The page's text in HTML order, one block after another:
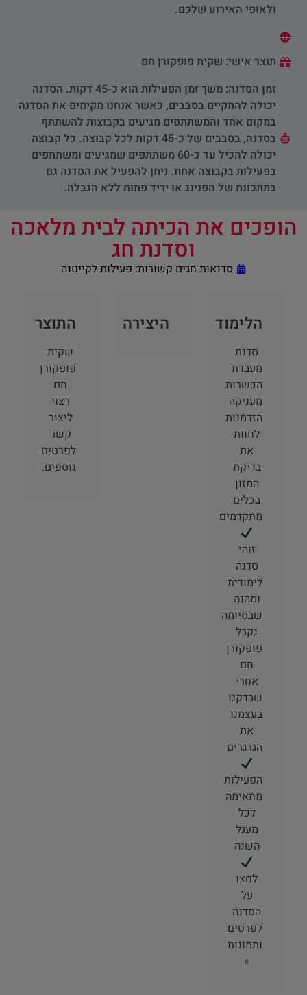
ולאופי האירוע שלכם.
תוצר אישי: שקית פופקורן חם
זמן הסדנה: משך זמן הפעילות הוא כ-45 דקות. הסדנה
יכולה להתקיים בסבבים, כאשר אנחנו מקימים את הסדנה
במקום אחד והמשתתפים מגיעים בקבוצות להשתתף
בסדנה, בסבבים של כ-45 דקות לכל קבוצה. כל קבוצה
יכולה להכיל עד כ-60 משתתפים שמגיעים ומשתתפים
בפעילות בקבוצה אחת. ניתן להפעיל את הסדנה גם
במתכונת של הפנינג או יריד פתוח ללא הגבלה.
הופכים את הכיתה לבית מלאכה
וסדנת חג
סדנאות חגים קשורות: פעילות לקייטנה
הלימוד
סדנת
מעבדת
הכשרות
מעניקה
הזדמנות
לחוות
את
בדיקת
המזון
בכלים
מתקדמים
זוהי
סדנה
לימודית
ומהנה
שבסיומה
נקבל
פופקורן
חם
אחרי
שבדקנו
בעצמנו
את
הגרגרים
הפעילות
מתאימה
לכל
מעגל
השנה
לחצו
על
הסדנה
לפרטים
ותמונות
»
היצירה התוצר
שקית
פופקורן
חם
רצוי
ליצור
קשר
לפרטים
נוספים.